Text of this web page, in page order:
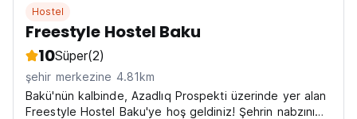
Hostel
Freestyle Hostel Baku
10Süper(2)
şehir merkezine 4.81km
Bakü'nün kalbinde, Azadlıq Prospekti üzerinde yer alan
Freestyle Hostel Baku'ye hoş geldiniz! Şehrin nabzını